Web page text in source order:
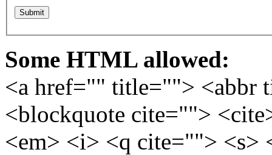
Some HTML allowed:
<a href="" title=""> <abbr
<blockquote cite="">
<em> <i> <q cite=""> <s>